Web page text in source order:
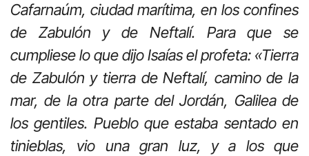
Cafarnaúm, ciudad marítima, en los confines
de Zabulón y de Neftalí. Para que se
cumpliese lo que dijo Isaías el profeta: «Tierra
de Zabulón y tierra de Neftalí, camino de la
mar, de la otra parte del Jordán, Galilea de
los gentiles. Pueblo que estaba sentado en
tinieblas, vio una gran luz, y a los que